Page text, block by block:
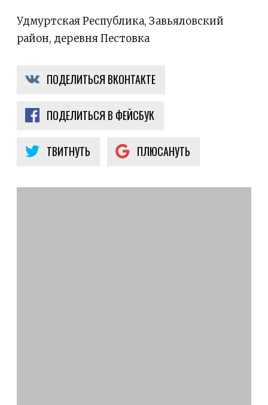
Удмуртская Республика, Завьяловский
район, деревня Пестовка
ПОДЕЛИТЬСЯ ВКОНТАКТЕ
ПОДЕЛИТЬСЯ В ФЕЙСБУК
ТВИТНУТЬ ПЛЮСАНУТЬ